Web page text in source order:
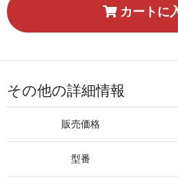
カートに
その他の詳細情報
販売価格
型番